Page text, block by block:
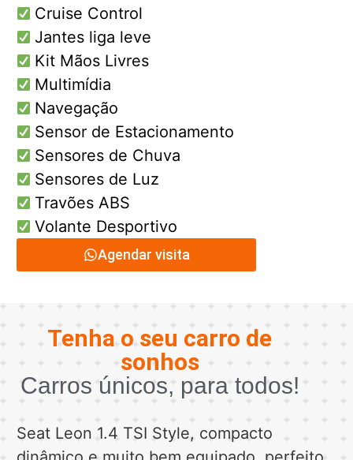
Cruise Control
Jantes liga leve
Kit Mãos Livres
Multimídia
Navegação
Sensor de Estacionamento
Sensores de Chuva
Sensores de Luz
Travões ABS
Volante Desportivo
Agendar visita
Tenha o seu carro de
sonhos
Carros únicos, para todos!
Seat Leon 1.4 TSI Style, compacto